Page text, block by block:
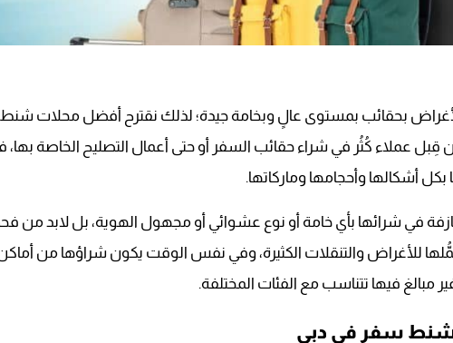
بحقائب بمستوى عالٍ وبخامة جيدة؛ لذلك نقترح أفضل محلات
قِبل عملاء كُثُر في شراء حقائب السفر أو حتى أعمال التصليح الخاصة
أشكالها وأحجامها وماركاتها.
في شرائها بأي خامة أو نوع عشوائي أو مجهول الهوية، بل لابد من
للأغراض والتنقلات الكثيرة، وفي نفس الوقت يكون شراؤها من
مبالغ فيها تتناسب مع الفئات المختلفة.
شنط سفر في دبي